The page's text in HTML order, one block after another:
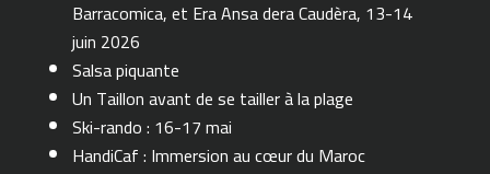
Barracomica, et Era Ansa dera Caudèra, 13-14
juin 2026
Salsa piquante
Un Taillon avant de se tailler à la plage
Ski-rando : 16-17 mai
HandiCaf : Immersion au cœur du Maroc